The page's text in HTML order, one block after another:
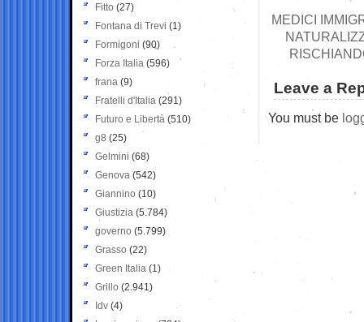
MEDICI
Leave a
You must be
Fitto (27)
Fontana di Trevi (1)
Formigoni (90)
Forza Italia (596)
frana (9)
Fratelli d'Italia (291)
Futuro e Libertà (510)
g8 (25)
Gelmini (68)
Genova (542)
Giannino (10)
Giustizia (5.784)
governo (5.799)
Grasso (22)
Green Italia (1)
Grillo (2.941)
Idv (4)